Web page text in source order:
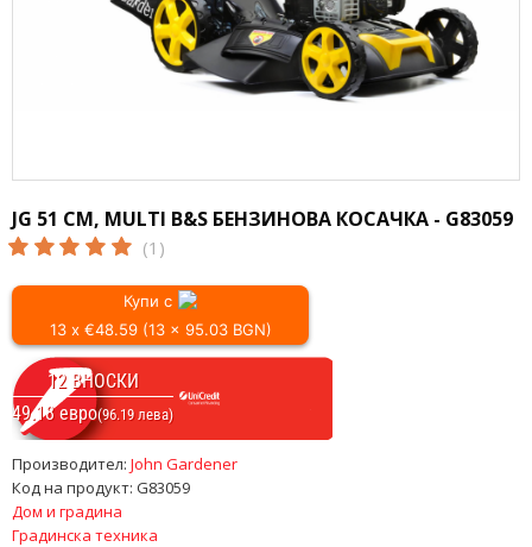
JG 51 СМ, MULTI B&S БЕНЗИНОВА КОСАЧКА - G83059
(1)
Производител: John Gardener
Код на продукт: G83059
Дом и градина
Градинска техника
Купи с
13 x €48.59 (13 x 95.03 BGN)
12 ВНОСКИ
49.18 евро(96.19 лева)